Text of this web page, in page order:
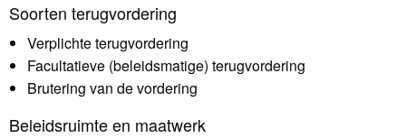
Soorten terugvordering
Verplichte terugvordering
Facultatieve (beleidsmatige) terugvordering
Brutering van de vordering
Beleidsruimte en maatwerk